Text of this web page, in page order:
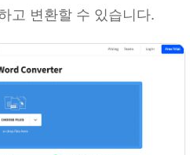
고 변환할 수 있습니다.